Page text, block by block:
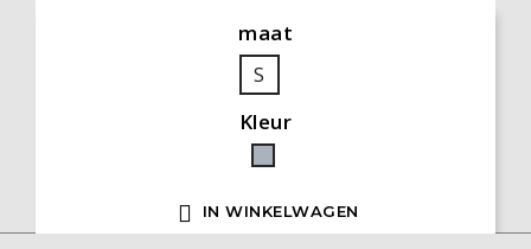
maat
S
Kleur
Grijs
 IN WINKELWAGEN